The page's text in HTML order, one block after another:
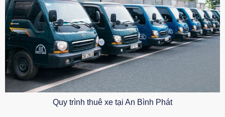
Quy trình thuê xe tại An Bình Phát